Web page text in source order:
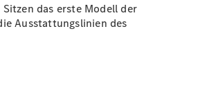
das erste Modell der
Ausstattungslinien des